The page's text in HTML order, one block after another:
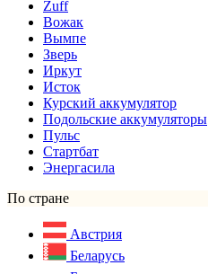
Zuff
Вожак
Вымпе
Зверь
Иркут
Исток
Курский аккумулятор
Подольские аккумуляторы
Пульс
Стартбат
Энергасила
По стране
Австрия
Беларусь